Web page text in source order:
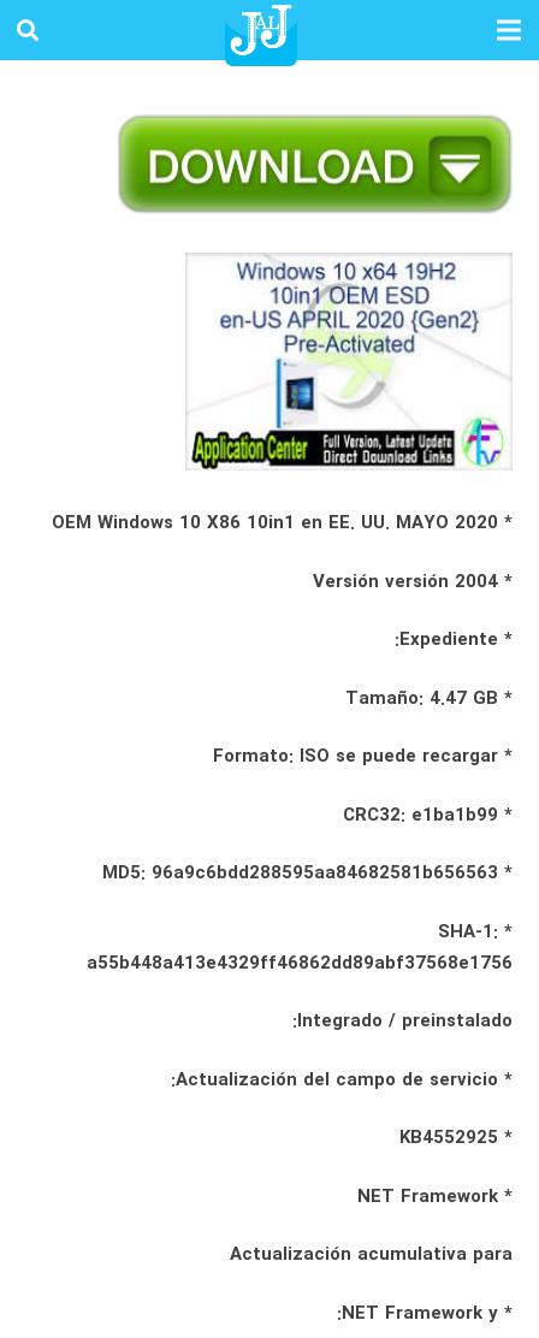
* OEM Windows 10 X86 10in1 en EE. UU. MAYO 2020
* Versión versión 2004
* Expediente:
* Tamaño: 4.47 GB
* Formato: ISO se puede recargar
* CRC32: e1ba1b99
* MD5: 96a9c6bdd288595aa84682581b656563
* SHA-1:
a55b448a413e4329ff46862dd89abf37568e1756
Integrado / preinstalado:
* Actualización del campo de servicio:
* KB4552925
* NET Framework
Actualización acumulativa para
* NET Framework y: